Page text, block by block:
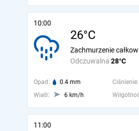
10:00
26°C
Odczuwalna 28°C
Zachmurzenie
Opad: 0.4 mm Ciśnienie:
Wiatr:
6 km/h
11:00